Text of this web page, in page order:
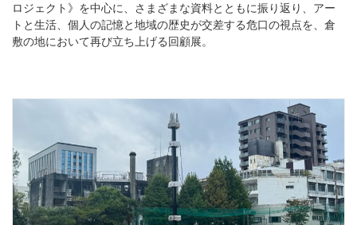
ロジェクト》を中心に、さまざまな資料とともに振り返り、アー
トと生活、個人の記憶と地域の歴史が交差する危口の視点を、倉
敷の地において再び立ち上げる回顧展。